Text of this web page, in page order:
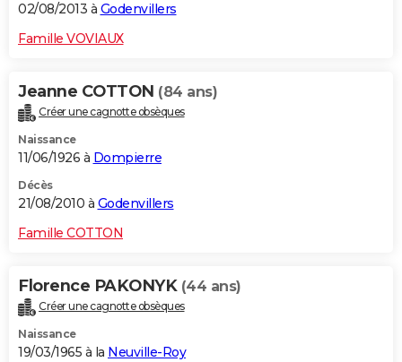
02/08/2013 à Godenvillers
Famille VOVIAUX
Jeanne COTTON (84 ans)
Créer une cagnotte obsèques
Naissance
11/06/1926 à Dompierre
Décès
21/08/2010 à Godenvillers
Famille COTTON
Florence PAKONYK (44 ans)
Créer une cagnotte obsèques
Naissance
19/03/1965 à la Neuville-Roy